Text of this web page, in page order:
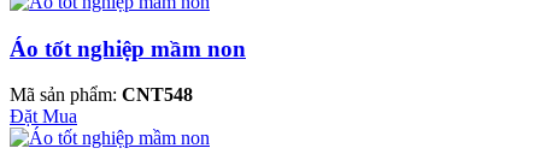
Áo tốt nghiệp mầm non
Mã sản phẩm: CNT548
Đặt Mua